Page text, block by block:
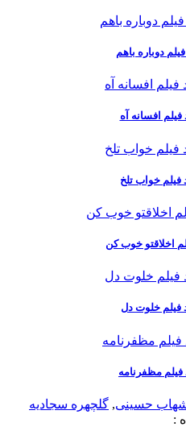
فیلم دوباره باهم
فیلم افسانه آه
فیلم خواب تلخ
اخلاقتو خوب کن
فیلم خلوت دل
فیلم مظفرنامه
حسینی, گلچهره سجادیه
: